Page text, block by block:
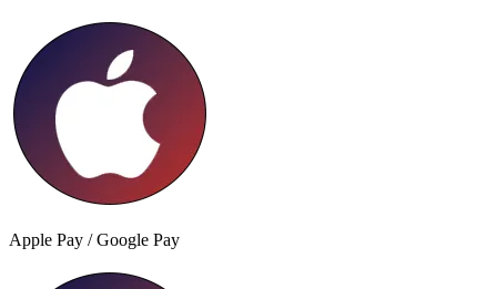
Apple Pay / Google Pay